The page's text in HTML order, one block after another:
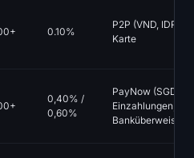
0.10%
P2P (VND, IDR,
Karte
0,40% /
0,60%
PayNow (SGD),
Einzahlungen,